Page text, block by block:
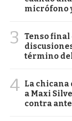
micrófono
3
Tenso final
término
4 La chicana
a Maxi
contra